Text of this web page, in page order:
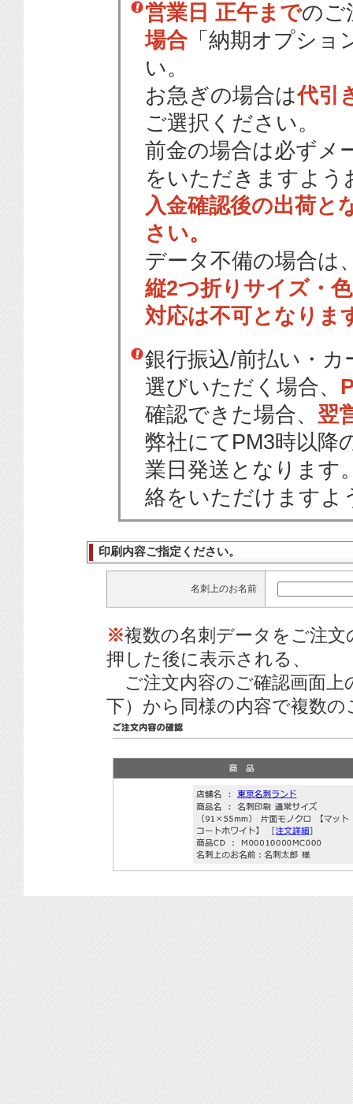
営業日 正午までのご
場合 「納期オプショ
い。
お急ぎの場合は代引
ご選択ください。
前金の場合は必ずメ
をいただきますよう
入金確認後の出荷と
さい。
データ不備の場合は
縦2つ折りサイズ・
対応は不可となりま
銀行振込/前払い・
選びいただく場合、
確認できた場合、 翌
弊社にてPM3時以降
業日発送となります
絡をいただけますよ
印刷内容ご指定ください。
名刺上のお名前
※複数の名刺データをご注
押した後に表示される、
ご注文内容のご確認画面上
下）から同様の内容で複数